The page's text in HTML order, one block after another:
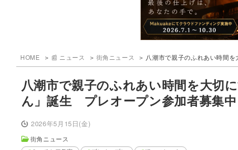
HOME 📰 ニュース 街角ニュース 八潮市で親子のふれあい時間を
八潮市で親子のふれあい時間を大切
ん」誕生 プレオープン参加者募集中
2026年5月15日(金)
街角ニュース